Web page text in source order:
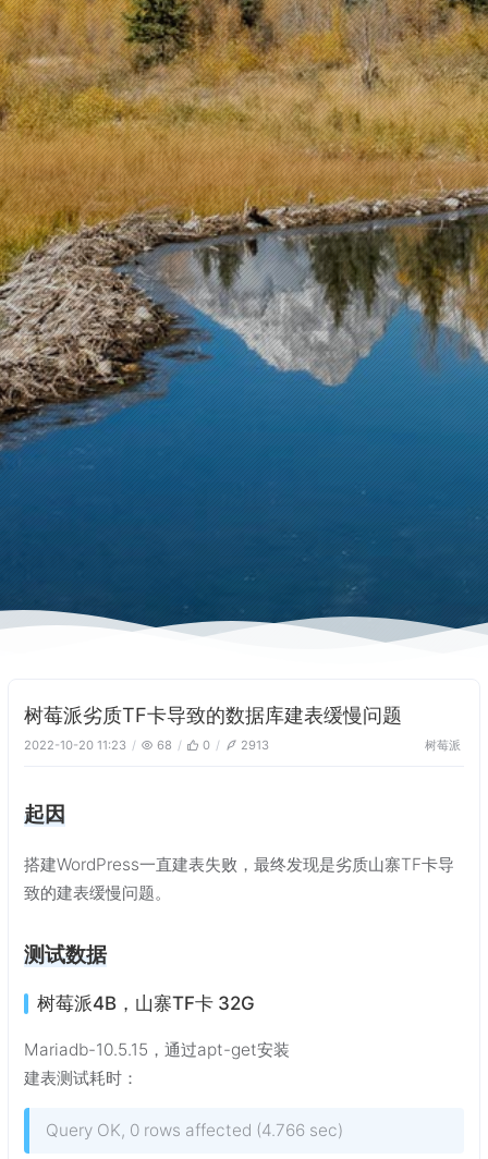
树莓派劣质TF卡导致的数据库建表缓慢问题
2022-10-20 11:23 68 0 2913 树莓派
起因
搭建WordPress一直建表失败，最终发现是劣质山寨TF卡导
致的建表缓慢问题。
测试数据
树莓派4B，山寨TF卡 32G
Mariadb-10.5.15，通过apt-get安装
建表测试耗时：
Query OK, 0 rows affected (4.766 sec)